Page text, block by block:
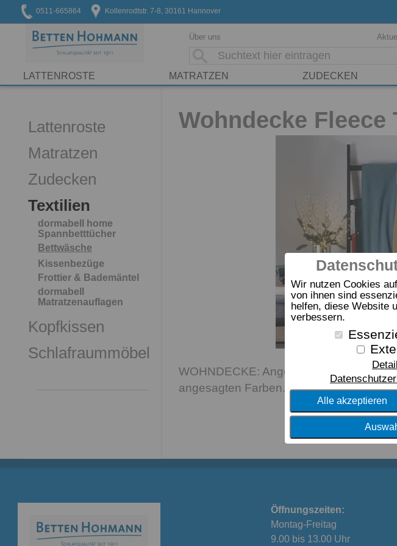
Wir nutzen Cookies
von ihnen sind
helfen, diese Website
verbessern.
Alle akzeptieren
0511-665864 Kollenrodtstr. 7-8, 30161 Hannover
Über uns
LATTENROSTE MATRATZEN ZUDECKEN
Lattenroste
Matratzen
Zudecken
Textilien
dormabell home
Spannbetttücher
Bettwäsche
Kissenbezüge
Frottier & Bademäntel
dormabell
Matratzenauflagen
Kopfkissen
Schlafraummöbel
Wohndecke Fleece
WOHNDECKE: Angenehm weich,
angesagten Farben. Aus 65 % Polyester
Öffnungszeiten:
Montag-Freitag
9.00 bis 13.00 Uhr